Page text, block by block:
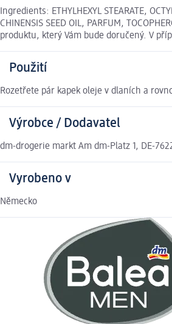
Ingredients: ETHYLHEXYL STEARATE,
CHINENSIS SEED OIL, PARFUM,
produktu, který Vám bude doručený. V
Použití
Rozetřete pár kapek oleje v dlaních a
Výrobce / Dodavatel
dm-drogerie markt Am dm-Platz 1, DE-
Vyrobeno v
Německo